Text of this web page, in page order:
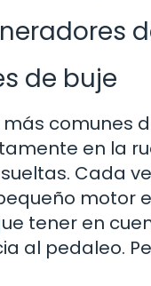
de buje
más comunes
en la
Cada
motor
tener en
al pedaleo.